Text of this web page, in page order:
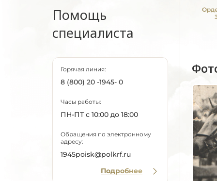
Помощь
специалиста
Горячая линия:
8 (800) 20 -1945- 0
Часы работы:
ПН-ПТ с 10:00 до 18:00
Обращения по электронному
адресу:
1945poisk@polkrf.ru
Подробнее